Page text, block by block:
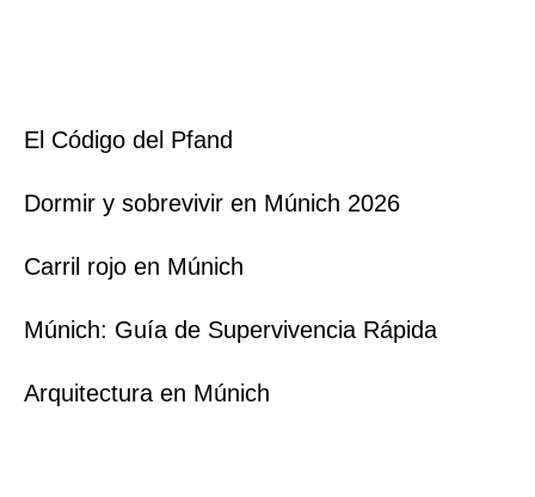
El Código del Pfand
Dormir y sobrevivir en Múnich 2026
Carril rojo en Múnich
Múnich: Guía de Supervivencia Rápida
Arquitectura en Múnich